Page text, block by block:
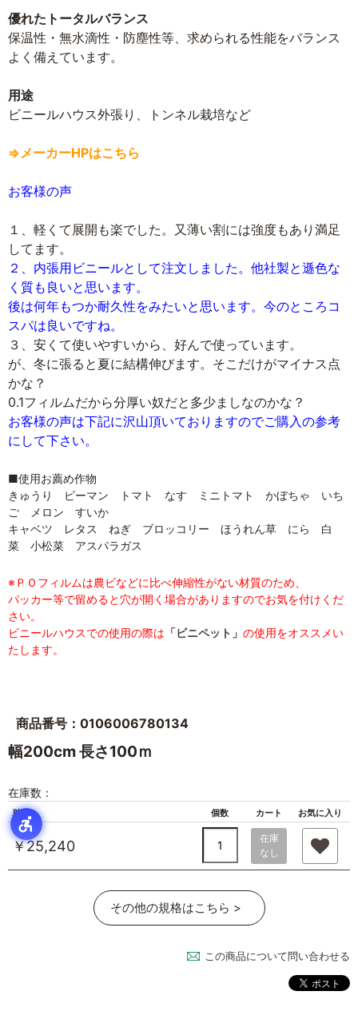
優れたトータルバランス
保温性・無水滴性・防塵性等、求められる性能をバランス
よく備えています。
用途
ビニールハウス外張り、トンネル栽培など
⇒メーカーHPはこちら
お客様の声
１、軽くて展開も楽でした。又薄い割には強度もあり満足
してます。
２、内張用ビニールとして注文しました。他社製と遜色な
く質も良いと思います。
後は何年もつか耐久性をみたいと思います。今のところコ
スパは良いですね。
３、安くて使いやすいから、好んで使っています。
が、冬に張ると夏に結構伸びます。そこだけがマイナス点
かな？
0.1フィルムだから分厚い奴だと多少ましなのかな？
お客様の声は下記に沢山頂いておりますのでご購入の参考
にして下さい。
■使用お薦め作物
きゅうり ピーマン トマト なす ミニトマト かぼちゃ いち
ご メロン すいか
キャベツ レタス ねぎ ブロッコリー ほうれん草 にら 白
菜 小松菜 アスパラガス
※ＰＯフィルムは農ビなどに比べ伸縮性がない材質のため、
パッカー等で留めると穴が開く場合がありますのでお気を付けくだ
さい。
ビニールハウスでの使用の際は 「ビニペット」 の使用をオススメい
たします。
商品番号：0106006780134
幅200cm 長さ100ｍ
在庫数：
単価 個数 カート お気に入り
￥25,240
在庫
なし
その他の規格はこちら >
この商品について問い合わせる